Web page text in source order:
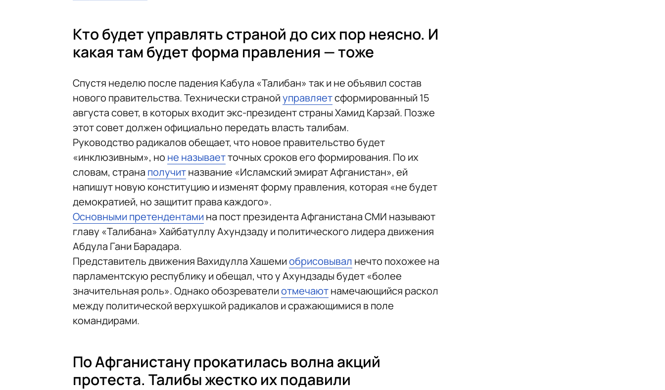
Кто будет управлять страной до сих пор неясно. И
какая там будет форма правления — тоже
Спустя неделю после падения Кабула «Талибан» так и не объявил состав
нового правительства. Технически странойуправляетсформированный 15
августа совет, в которых входит экс-президент страны Хамид Карзай. Позже
этот совет должен официально передать власть талибам.
Руководство радикалов обещает, что новое правительство будет
«инклюзивным», но не называетточных сроков его формирования. По их
словам, страна получитназвание «Исламский эмират Афганистан», ей
напишут новую конституцию и изменят форму правления, которая «не будет
демократией, но защитит права каждого».
Основными претендентами на пост президента Афганистана СМИ называют
главу «Талибана» Хайбатуллу Ахундзаду и политического лидера движения
Абдула Гани Барадара.
Представитель движения Вахидулла Хашемиобрисовывал нечто похожее на
парламентскую республику и обещал, что у Ахундзады будет «более
значительная роль». Однако обозревателиотмечаютнамечающийся раскол
между политической верхушкой радикалов и сражающимися в поле
командирами.
По Афганистану прокатилась волна акций
протеста. Талибы жестко их подавили